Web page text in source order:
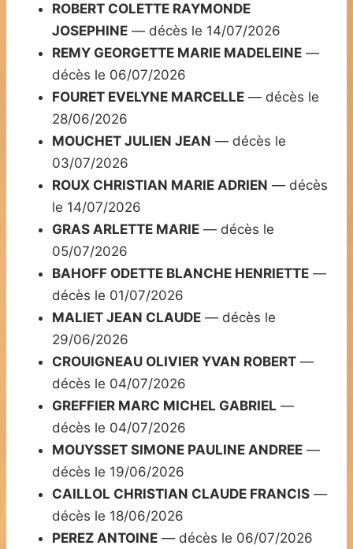
ROBERT COLETTE RAYMONDE
JOSEPHINE — décès le 14/07/2026
REMY GEORGETTE MARIE MADELEINE —
décès le 06/07/2026
FOURET EVELYNE MARCELLE — décès le
28/06/2026
MOUCHET JULIEN JEAN — décès le
03/07/2026
ROUX CHRISTIAN MARIE ADRIEN — décès
le 14/07/2026
GRAS ARLETTE MARIE — décès le
05/07/2026
BAHOFF ODETTE BLANCHE HENRIETTE —
décès le 01/07/2026
MALIET JEAN CLAUDE — décès le
29/06/2026
CROUIGNEAU OLIVIER YVAN ROBERT —
décès le 04/07/2026
GREFFIER MARC MICHEL GABRIEL —
décès le 04/07/2026
MOUYSSET SIMONE PAULINE ANDREE —
décès le 19/06/2026
CAILLOL CHRISTIAN CLAUDE FRANCIS —
décès le 18/06/2026
PEREZ ANTOINE — décès le 06/07/2026